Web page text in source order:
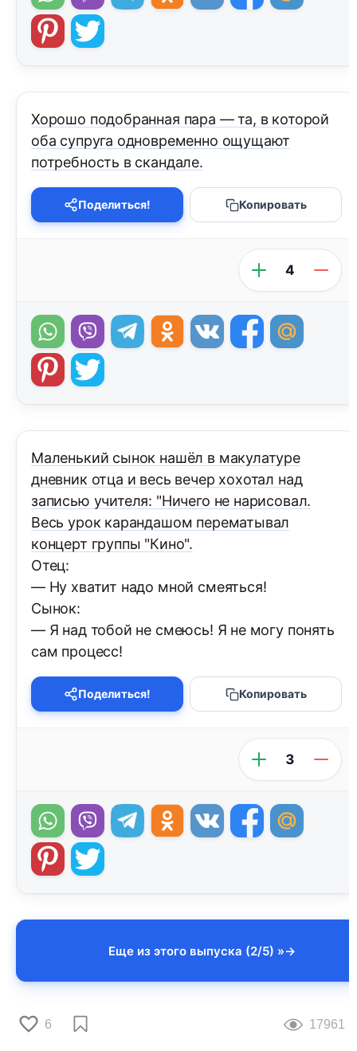
Хорошо подобранная пара — та, в которой
оба супруга одновременно ощущают
потребность в скандале.
Поделиться! Копировать
4
Маленький сынок нашёл в макулатуре
дневник отца и весь вечер хохотал над
записью учителя: "Ничего не нарисовал.
Весь урок карандашом перематывал
концерт группы "Кино".
Отец:
— Ну хватит надо мной смеяться!
Сынок:
— Я над тобой не смеюсь! Я не могу понять
сам процесс!
Поделиться! Копировать
3
Еще из этого выпуска (2/5) »
6 17961